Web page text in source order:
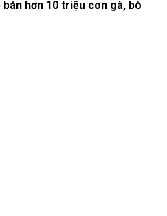
hơn 10 triệu con gà, bò